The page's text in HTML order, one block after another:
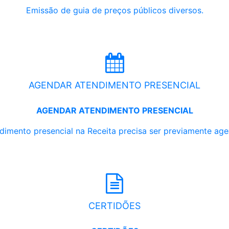
Emissão de guia de preços públicos diversos.
AGENDAR ATENDIMENTO PRESENCIAL
AGENDAR ATENDIMENTO PRESENCIAL
presencial na Receita precisa ser previamente
CERTIDÕES